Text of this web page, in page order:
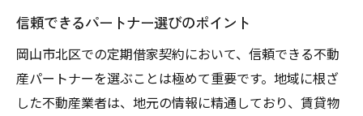
信頼できるパートナー選びのポイント
岡山市北区での定期借家契約において、信頼できる不動
産パートナーを選ぶことは極めて重要です。地域に根ざ
した不動産業者は、地元の情報に精通しており、賃貸物